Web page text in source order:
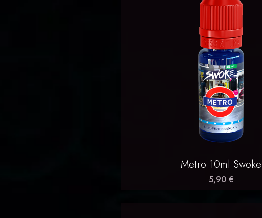
Aperçu rapide
Metro 10ml Swoke
5,90 €